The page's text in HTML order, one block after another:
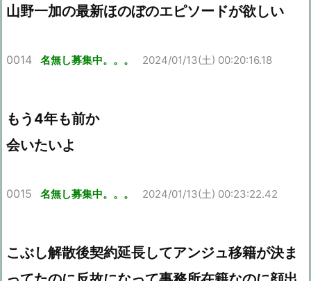
山野一加の最新ほのぼのエピソードが欲しい
0014 名無し募集中。。。 2024/01/13(土) 00:20:16.18
もう4年も前か
会いたいよ
0015 名無し募集中。。。 2024/01/13(土) 00:23:22.42
こぶし解散後契約延長してアンジュ移籍が決ま